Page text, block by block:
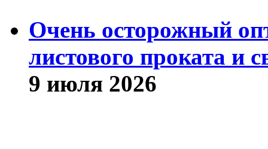
Очень осторожный
листового проката и
9 июля 2026